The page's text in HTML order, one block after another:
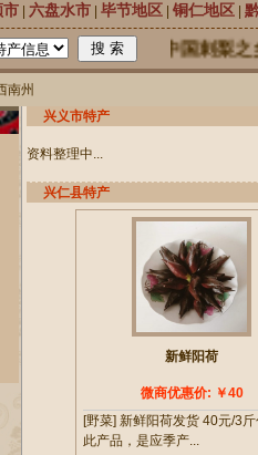
市 六盘水市 毕节地区 铜仁地区
中国刺梨之乡
南州
兴义市特产
资料整理中...
兴仁县特产
新鲜阳荷
微商优惠价: ￥40
[野菜] 新鲜阳荷发货 40元/3
此产品，是应季产...